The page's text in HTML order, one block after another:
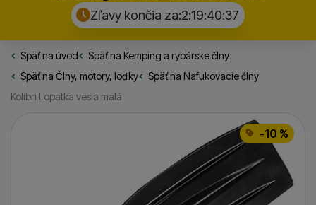
Zľavy končia za:2:19:40:36
Späť na úvodRybarske.sk
Späť na Kemping a rybárske člny
Späť na Člny, motory, loďky Späť na Nafukovacie člny
Kolibri Lopatka vesla malá
-10 %